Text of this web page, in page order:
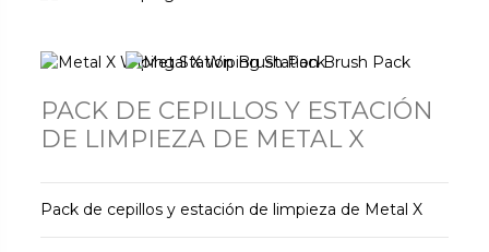
PACK DE CEPILLOS Y ESTACIÓN
DE LIMPIEZA DE METAL X
Pack de cepillos y estación de limpieza de Metal X